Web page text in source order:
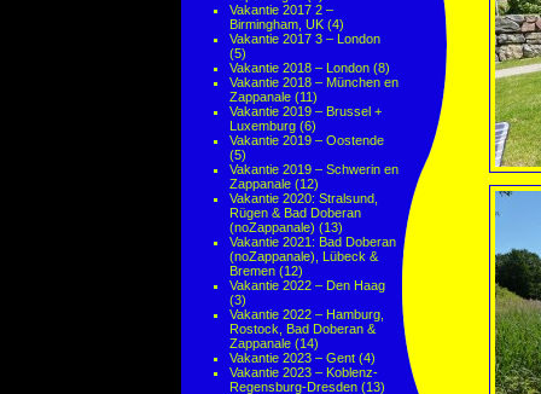
Vakantie 2017 2 –
Birmingham, UK (4)
Vakantie 2017 3 – London
(5)
Vakantie 2018 – London (8)
Vakantie 2018 – München en
Zappanale (11)
Vakantie 2019 – Brussel +
Luxemburg (6)
Vakantie 2019 – Oostende
(5)
Vakantie 2019 – Schwerin en
Zappanale (12)
Vakantie 2020: Stralsund,
Rügen & Bad Doberan
(noZappanale) (13)
Vakantie 2021: Bad Doberan
(noZappanale), Lübeck &
Bremen (12)
Vakantie 2022 – Den Haag
(3)
Vakantie 2022 – Hamburg,
Rostock, Bad Doberan &
Zappanale (14)
Vakantie 2023 – Gent (4)
Vakantie 2023 – Koblenz-
Regensburg-Dresden (13)